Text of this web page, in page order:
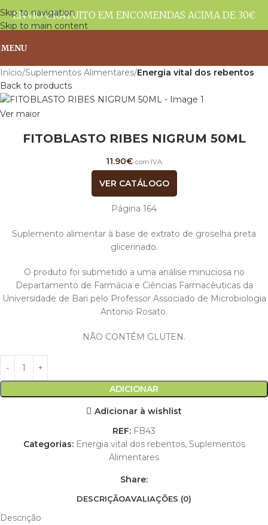
Skip to navigation
Skip to main content
ENVIO GRATUITO EM ENCOMENDAS ACIMA DE 30€
MENU
Início Suplementos Alimentares Energia vital dos rebentos
Back to products
Ver maior
FITOBLASTO RIBES NIGRUM 50ML
11.90€ com IVA
VER CATÁLOGO
Página 164
Suplemento alimentar à base de extrato de groselha preta
glicerinado.
O produto foi submetido a uma análise minuciosa no
Departamento de Farmácia e Ciências Farmacêuticas da
Universidade de Bari pelo Professor Associado de Microbiologia
Antonio Rosato.
NÃO CONTÉM GLUTEN.
ADICIONAR
Adicionar à wishlist
REF: FB43
Categorias: Energia vital dos rebentos, Suplementos
Alimentares
Share:
DESCRIÇÃOAVALIAÇÕES (0)
Descrição